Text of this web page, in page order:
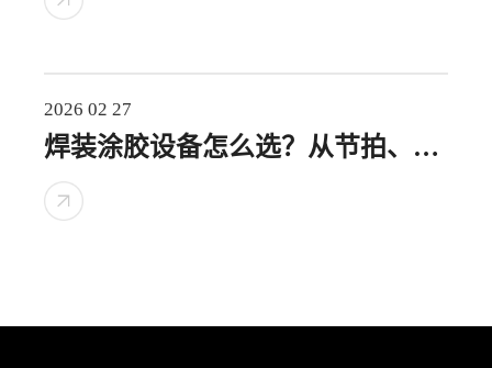
2026 02 27
焊装涂胶设备怎么选？从节拍、工
艺到集成的完整指南